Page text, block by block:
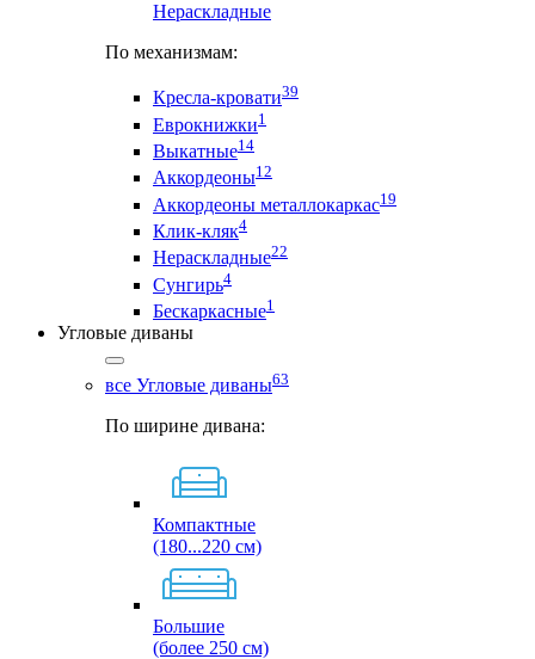
Нераскладные
По механизмам:
Кресла-кровати39
Еврокнижки1
Выкатные14
Аккордеоны12
Аккордеоны металлокаркас19
Клик-кляк4
Нераскладные22
Сунгирь4
Бескаркасные1
Угловые диваны
все Угловые диваны63
По ширине дивана:
Компактные
(180...220 см)
Большие
(более 250 см)